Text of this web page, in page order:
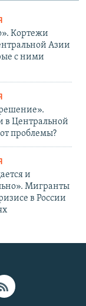
Кортежи
Азии
с ними
в Центральной
проблемы?
и
Мигранты
в России